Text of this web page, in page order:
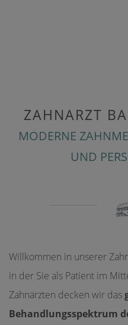
ZAHNARZT
MODERNE
UND
Willkommen in unserer
in der Sie als Patient im
Zahnärzten decken wir das
Behandlungsspektrum